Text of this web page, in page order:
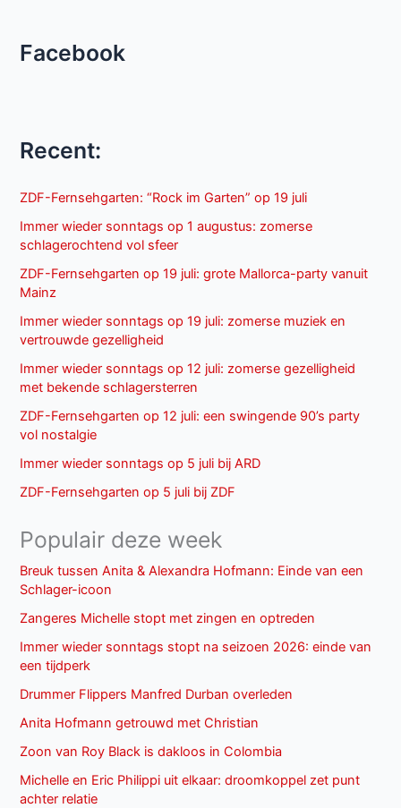
Facebook
Recent:
ZDF-Fernsehgarten: “Rock im Garten” op 19 juli
Immer wieder sonntags op 1 augustus: zomerse
schlagerochtend vol sfeer
ZDF-Fernsehgarten op 19 juli: grote Mallorca-party vanuit
Mainz
Immer wieder sonntags op 19 juli: zomerse muziek en
vertrouwde gezelligheid
Immer wieder sonntags op 12 juli: zomerse gezelligheid
met bekende schlagersterren
ZDF-Fernsehgarten op 12 juli: een swingende 90’s party
vol nostalgie
Immer wieder sonntags op 5 juli bij ARD
ZDF-Fernsehgarten op 5 juli bij ZDF
Populair deze week
Breuk tussen Anita & Alexandra Hofmann: Einde van een
Schlager-icoon
Zangeres Michelle stopt met zingen en optreden
Immer wieder sonntags stopt na seizoen 2026: einde van
een tijdperk
Drummer Flippers Manfred Durban overleden
Anita Hofmann getrouwd met Christian
Zoon van Roy Black is dakloos in Colombia
Michelle en Eric Philippi uit elkaar: droomkoppel zet punt
achter relatie